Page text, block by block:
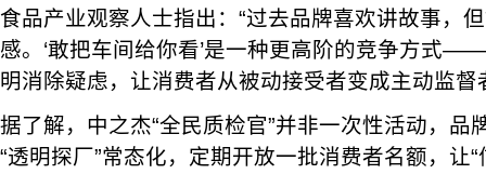
食品产业观察人士指出：“过去品牌喜欢讲故事，
感。‘敢把车间给你看’是一种更高阶的竞争方式
明消除疑虑，让消费者从被动接受者变成主动监督
据了解，中之杰“全民质检官”并非一次性活动，品
“透明探厂”常态化，定期开放一批消费者名额，让